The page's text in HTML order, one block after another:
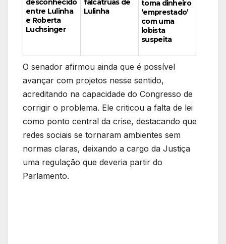
desconhecido
entre Lulinha
e Roberta
Luchsinger
falcatruas de
Lulinha
toma dinheiro
‘emprestado’
com uma
lobista
suspeita
O senador afirmou ainda que é possível
avançar com projetos nesse sentido,
acreditando na capacidade do Congresso de
corrigir o problema. Ele criticou a falta de lei
como ponto central da crise, destacando que
redes sociais se tornaram ambientes sem
normas claras, deixando a cargo da Justiça
uma regulação que deveria partir do
Parlamento.